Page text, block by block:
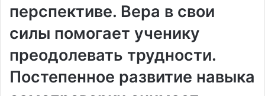
перспективе. Вера в свои
силы помогает ученику
преодолевать трудности.
Постепенное развитие навыка